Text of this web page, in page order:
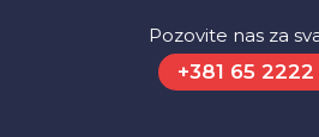
Pozovite nas za
+381 65